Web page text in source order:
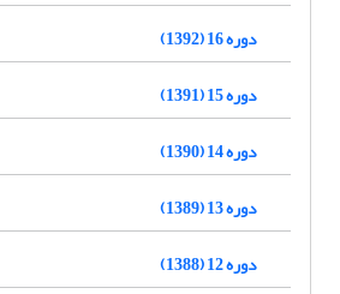
دوره 16 (1392)
دوره 15 (1391)
دوره 14 (1390)
دوره 13 (1389)
دوره 12 (1388)